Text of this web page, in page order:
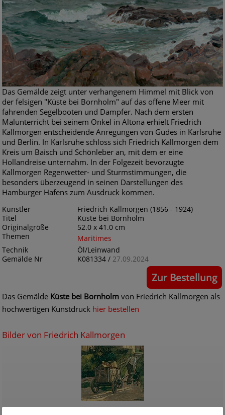
Das Gemälde zeigt unter verhangenem Himmel mit Blick von
der felsigen "Küste bei Bornholm" auf das offene Meer mit
fahrenden Segelbooten und Dampfer. Nach dem ersten
Malunterricht bei seinem Onkel in Altona erhielt Friedrich
Kallmorgen entscheidende Anregungen von Gudes in Karlsruhe
und Berlin. In Karlsruhe schloss sich Friedrich Kallmorgen dem
Kreis um Baisch und Schönleber an, mit dem er eine
Hollandreise unternahm. In der Folgezeit bevorzugte
Kallmorgen Regenwetter- und Sturmstimmungen, die
besonders überzeugend in seinen Darstellungen des
Hamburger Hafens zum Ausdruck kommen.
Künstler
Friedrich Kallmorgen (1856 - 1924)
Titel
Küste bei Bornholm
Originalgröße
52.0 x 41.0 cm
Themen
Maritimes
Technik
Öl/Leinwand
Gemälde Nr
K081334 / 27.09.2024
Zur Bestellung
Das Gemälde Küste bei Bornholm von Friedrich Kallmorgen als
hochwertigen Kunstdruck hier bestellen
Bilder von Friedrich Kallmorgen